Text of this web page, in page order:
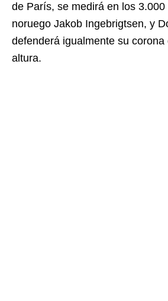
de París, se medirá en los 3.000
noruego Jakob Ingebrigtsen, y
defenderá igualmente su corona
altura.